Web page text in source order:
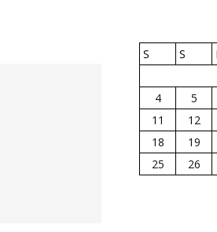
S
S
4
5
11
12
18
19
25
26